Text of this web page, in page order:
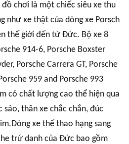
chơi là một chiếc siêu xe thu
như xe thật của dòng xe Porsch
thế giới đến từ Đức. Bộ xe 8
914-6, Porsche Boxster
Porsche Carrera GT, Porsche
959 and Porsche 993
có chất lượng cao thể hiện qua
sảo, thân xe chắc chắn, đúc
xe thể thao hạng sang
trứ danh của Đức bao gồm